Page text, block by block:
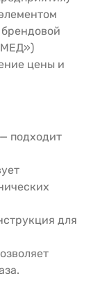
цены и
подходит
для